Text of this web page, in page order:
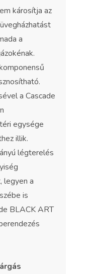
károsítja az
a
a Cascade
egysége
illik.
légterelés
legyen a
is
BLACK ART